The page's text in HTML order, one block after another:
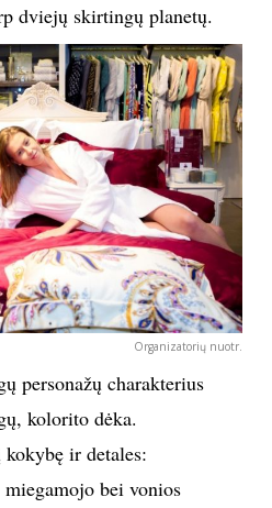
dviejų skirtingų planetų.
Organizatorių nuotr.
personažų charakterius
kolorito dėka.
ir detales:
bei vonios